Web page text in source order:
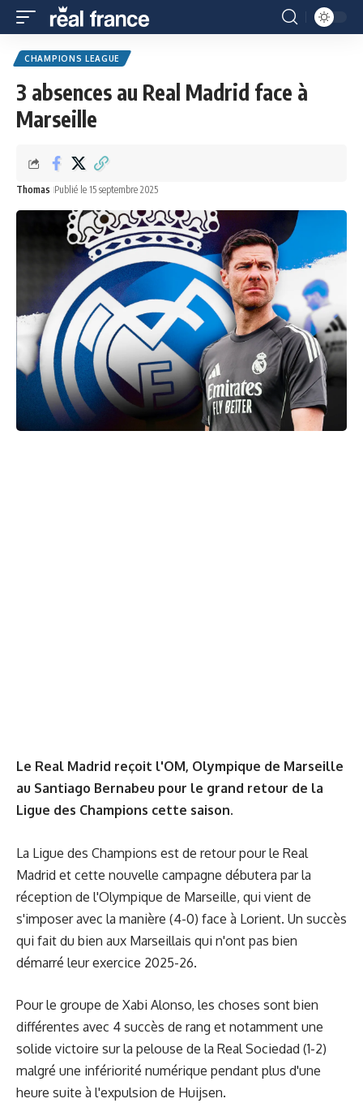
CHAMPIONS LEAGUE
3 absences au Real Madrid face à
Marseille
Thomas Publié le 15 septembre 2025
Le Real Madrid reçoit l'OM, Olympique de Marseille
au Santiago Bernabeu pour le grand retour de la
Ligue des Champions cette saison.
La Ligue des Champions est de retour pour le Real
Madrid et cette nouvelle campagne débutera par la
réception de l'Olympique de Marseille, qui vient de
s'imposer avec la manière (4-0) face à Lorient. Un succès
qui fait du bien aux Marseillais qui n'ont pas bien
démarré leur exercice 2025-26.
Pour le groupe de Xabi Alonso, les choses sont bien
différentes avec 4 succès de rang et notamment une
solide victoire sur la pelouse de la Real Sociedad (1-2)
malgré une infériorité numérique pendant plus d'une
heure suite à l'expulsion de Huijsen.